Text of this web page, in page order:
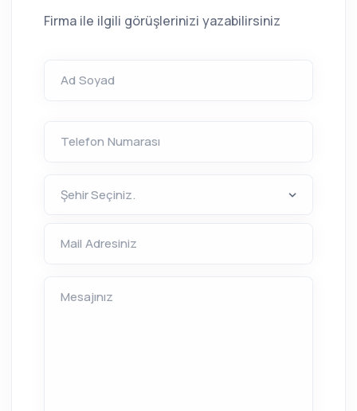
Firma ile ilgili görüşlerinizi yazabilirsiniz
Ad Soyad
Telefon Numarası
Mail Adresiniz
Mesajınız